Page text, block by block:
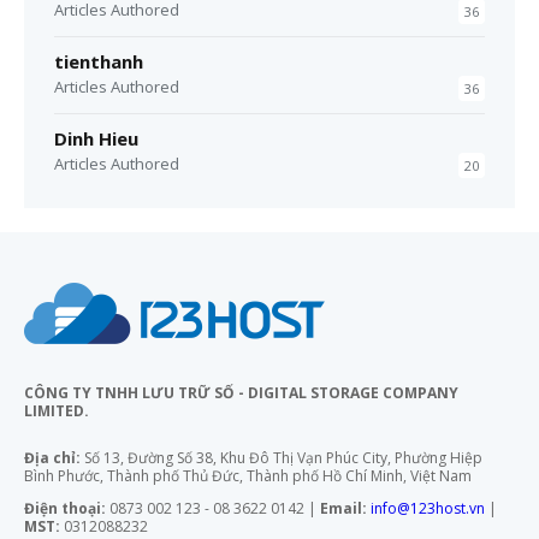
Articles Authored 36
tienthanh
Articles Authored 36
Dinh Hieu
Articles Authored 20
CÔNG TY TNHH LƯU TRỮ SỐ - DIGITAL STORAGE COMPANY
LIMITED.
Địa chỉ: Số 13, Đường Số 38, Khu Đô Thị Vạn Phúc City, Phường Hiệp
Bình Phước, Thành phố Thủ Đức, Thành phố Hồ Chí Minh, Việt Nam
Điện thoại: 0873 002 123 - 08 3622 0142 | Email: info@123host.vn |
MST: 0312088232